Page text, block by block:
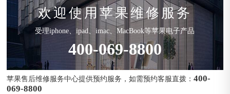
欢迎使用苹果维修服务
受理iphone、ipad、imac、MacBook等苹果电子产品
400-069-8800
苹果售后维修服务中心提供预约服务，如需预约客服直拨：400-
069-8800